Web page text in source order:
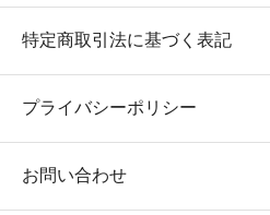
特定商取引法に基づく表記
プライバシーポリシー
お問い合わせ